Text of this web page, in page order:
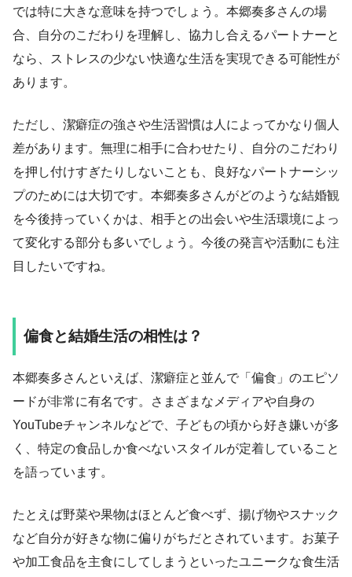
では特に大きな意味を持つでしょう。本郷奏多さんの場
合、自分のこだわりを理解し、協力し合えるパートナーと
なら、ストレスの少ない快適な生活を実現できる可能性が
あります。
ただし、潔癖症の強さや生活習慣は人によってかなり個人
差があります。無理に相手に合わせたり、自分のこだわり
を押し付けすぎたりしないことも、良好なパートナーシッ
プのためには大切です。本郷奏多さんがどのような結婚観
を今後持っていくかは、相手との出会いや生活環境によっ
て変化する部分も多いでしょう。今後の発言や活動にも注
目したいですね。
偏食と結婚生活の相性は？
本郷奏多さんといえば、潔癖症と並んで「偏食」のエピソ
ードが非常に有名です。さまざまなメディアや自身の
YouTubeチャンネルなどで、子どもの頃から好き嫌いが多
く、特定の食品しか食べないスタイルが定着していること
を語っています。
たとえば野菜や果物はほとんど食べず、揚げ物やスナック
など自分が好きな物に偏りがちだとされています。お菓子
や加工食品を主食にしてしまうといったユニークな食生活